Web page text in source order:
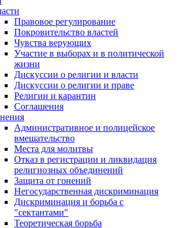
Правовое регулирование
Покровительство властей
Чувства верующих
Участие в выборах и в политической
жизни
Дискуссии о религии и власти
Дискуссии о религии и праве
Религии и карантин
Соглашения
Административное и полицейское
вмешательство
Места для молитвы
Отказ в регистрации и ликвидация
религиозных объединений
Защита от гонений
Негосударственная дискриминация
Дискриминация и борьба с
"сектантами"
Теоретическая борьба